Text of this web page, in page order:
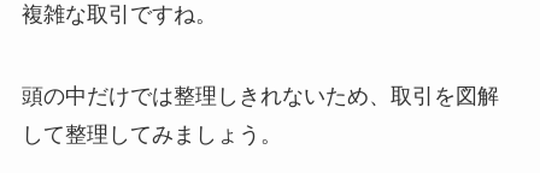
複雑な取引ですね。
頭の中だけでは整理しきれないため、取引を図解
して整理してみましょう。